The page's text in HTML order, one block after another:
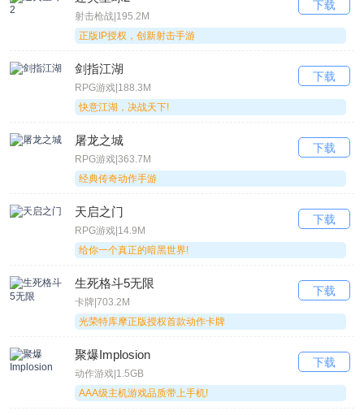
326.1 MB
修魔世界
修魔世界
评分：5分
1.0.0
428.7 MB
评语：全新版本开启GM商城，游戏道具应有尽有
碧雪情天
碧雪情天
射击枪战|195.2M
正版IP授权，创新射击手游
下载
剑指江湖
RPG游戏|188.3M
快意江湖，决战天下!
下载
屠龙之城
RPG游戏|363.7M
经典传奇动作手游
下载
天启之门
RPG游戏|14.9M
给你一个真正的暗黑世界!
下载
生死格斗5无限
卡牌|703.2M
光荣特库摩正版授权首款动作卡牌
下载
聚爆Implosion
动作游戏|1.5GB
AAA级主机游戏品质带上手机!
下载